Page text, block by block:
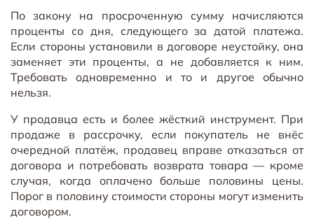
По закону на просроченную сумму начисляются
проценты со дня, следующего за датой платежа.
Если стороны установили в договоре неустойку, она
заменяет эти проценты, а не добавляется к ним.
Требовать одновременно и то и другое обычно
нельзя.
У продавца есть и более жёсткий инструмент. При
продаже в рассрочку, если покупатель не внёс
очередной платёж, продавец вправе отказаться от
договора и потребовать возврата товара — кроме
случая, когда оплачено больше половины цены.
Порог в половину стоимости стороны могут изменить
договором.